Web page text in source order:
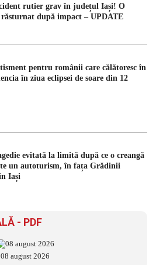
rutier grav în județul Iași! O
răsturnat după impact – UPDATE
pentru românii care călătoresc în
în ziua eclipsei de soare din 12
evitată la limită după ce o creangă
un autoturism, în fața Grădinii
Iași
- PDF
08 august 2026